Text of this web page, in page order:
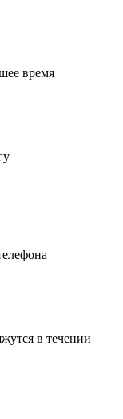
время
в течении